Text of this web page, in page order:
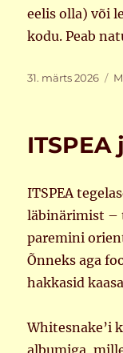
eelis olla) või
kodu. Peab
Postitatud
31. märts 2026
ITSPEA
läbinärimist –
paremini
Õnneks aga
hakkasid
Whitesnake’i
albumiga,